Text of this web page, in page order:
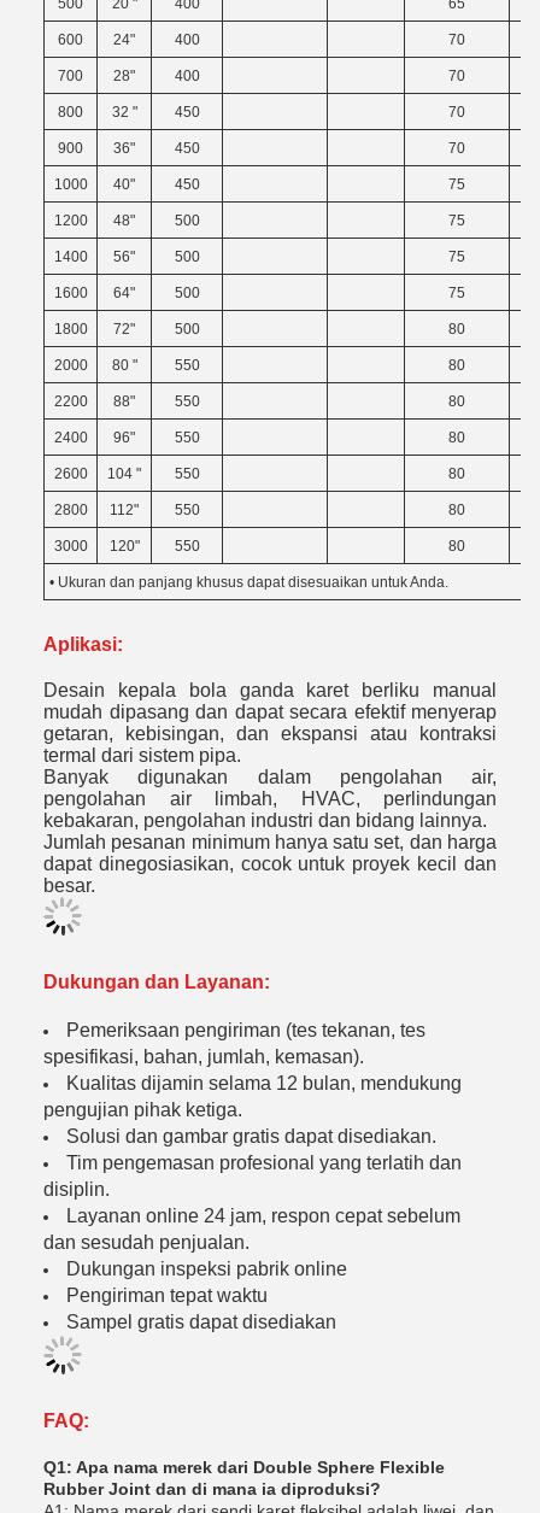
500 20 " 400 65
600 24" 400 70
700 28" 400 70
800 32 " 450 70
900 36" 450 70
1000 40" 450 75
1200 48" 500 75
1400 56" 500 75
1600 64" 500 75
1800 72" 500 80
2000 80 " 550 80
2200 88" 550 80
2400 96" 550 80
2600 104 " 550 80
2800 112" 550 80
3000 120" 550 80
• Ukuran dan panjang khusus dapat disesuaikan untuk Anda.
Aplikasi:
Desain kepala bola ganda karet berliku manual
mudah dipasang dan dapat secara efektif menyerap
getaran, kebisingan, dan ekspansi atau kontraksi
termal dari sistem pipa.
Banyak digunakan dalam pengolahan air,
pengolahan air limbah, HVAC, perlindungan
kebakaran, pengolahan industri dan bidang lainnya.
Jumlah pesanan minimum hanya satu set, dan harga
dapat dinegosiasikan, cocok untuk proyek kecil dan
besar.
Dukungan dan Layanan:
Pemeriksaan pengiriman (tes tekanan, tes
spesifikasi, bahan, jumlah, kemasan).
Kualitas dijamin selama 12 bulan, mendukung
pengujian pihak ketiga.
Solusi dan gambar gratis dapat disediakan.
Tim pengemasan profesional yang terlatih dan
disiplin.
Layanan online 24 jam, respon cepat sebelum
dan sesudah penjualan.
Dukungan inspeksi pabrik online
Pengiriman tepat waktu
Sampel gratis dapat disediakan
FAQ:
Q1: Apa nama merek dari Double Sphere Flexible
Rubber Joint dan di mana ia diproduksi?